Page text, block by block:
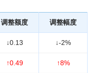
调整额度 调整幅度
↓0.13 ↓-2%
↑0.49 ↑8%